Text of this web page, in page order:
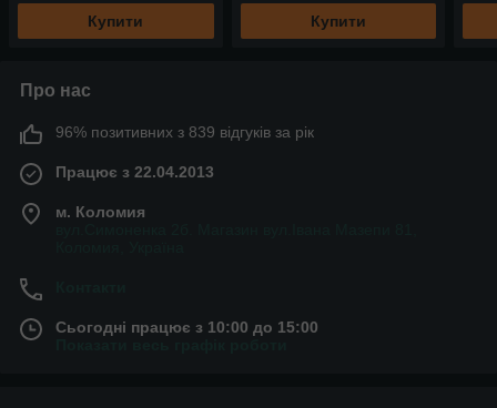
Купити Купити
Про нас
96% позитивних з 839 відгуків за рік
Працює з 22.04.2013
м. Коломия
Сьогодні працює з 10:00 до 15:00